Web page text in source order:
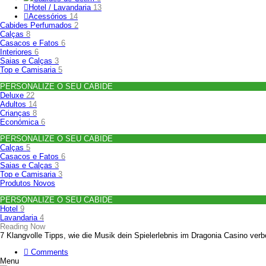
Hotel / Lavandaria 13
Acessórios 14
Cabides Perfumados 2
Calças 8
Casacos e Fatos 6
Interiores 6
Saias e Calças 3
Top e Camisaria 5
PERSONALIZE O SEU CABIDE
Deluxe 22
Adultos 14
Crianças 8
Económica 6
PERSONALIZE O SEU CABIDE
Calças 5
Casacos e Fatos 6
Saias e Calças 3
Top e Camisaria 3
Produtos Novos
PERSONALIZE O SEU CABIDE
Hotel 9
Lavandaria 4
Reading Now
7 Klangvolle Tipps, wie die Musik dein Spielerlebnis im Dragonia Casino
Comments
Menu